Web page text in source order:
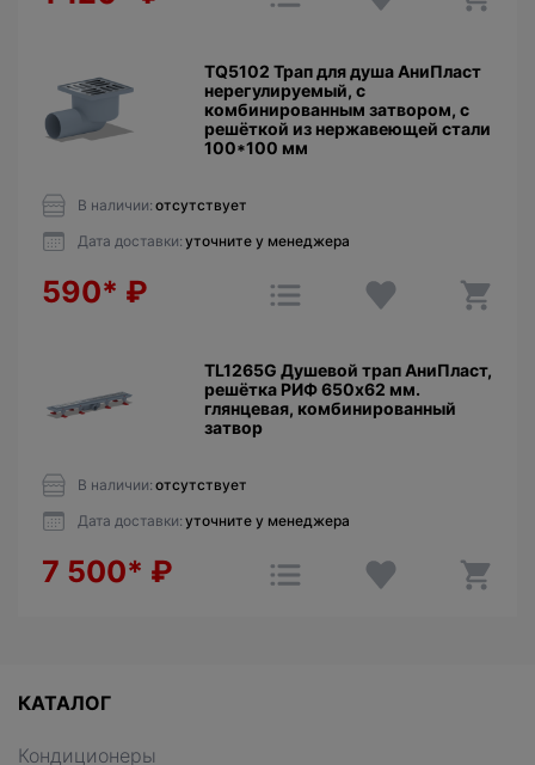
TQ5102 Трап для душа АниПласт
нерегулируемый, с
комбинированным затвором, с
решёткой из нержавеющей стали
100*100 мм
В наличии: отсутствует
Дата доставки: уточните у менеджера
590* ₽
TL1265G Душевой трап АниПласт,
решётка РИФ 650х62 мм.
глянцевая, комбинированный
затвор
В наличии: отсутствует
Дата доставки: уточните у менеджера
7 500* ₽
КАТАЛОГ
Кондиционеры